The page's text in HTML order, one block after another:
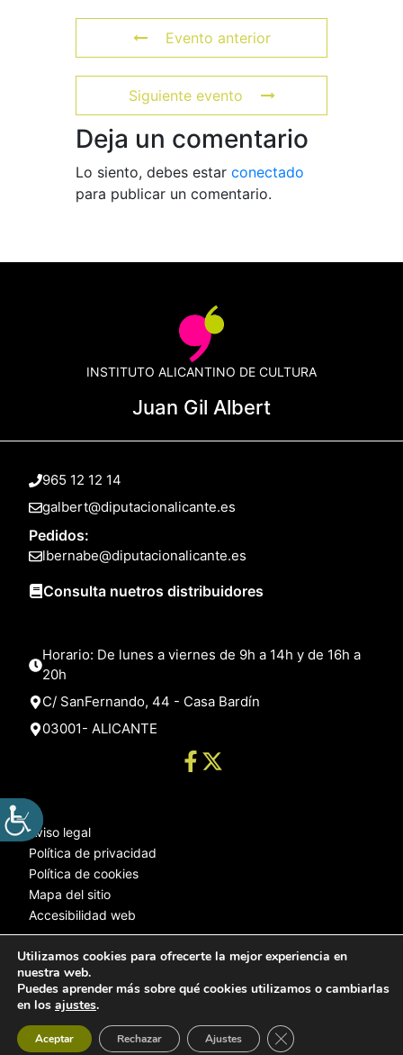
Evento anterior
Siguiente evento
Deja un comentario
Lo siento, debes estar conectado
para publicar un comentario.
INSTITUTO ALICANTINO DE CULTURA
Juan Gil Albert
965 12 12 14
galbert@diputacionalicante.es
Pedidos:
lbernabe@diputacionalicante.es
Consulta nuetros distribuidores
Horario: De lunes a viernes de 9h a 14h y de 16h a
20h
C/ SanFernando, 44 - Casa Bardín
03001- ALICANTE
Aviso legal
Política de privacidad
Política de cookies
Mapa del sitio
Accesibilidad web
© 2025 Web desarrollada por el Servicio de Informática de Diputación
Utilizamos cookies para ofrecerte la mejor experiencia en
nuestra web.
Puedes aprender más sobre qué cookies utilizamos o cambiarlas
en los ajustes.
Aceptar Rechazar Ajustes Cerrar el banner de